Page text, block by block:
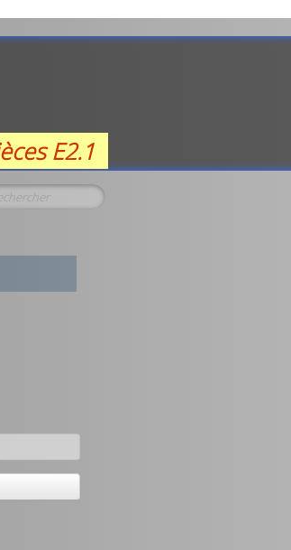
E2.1